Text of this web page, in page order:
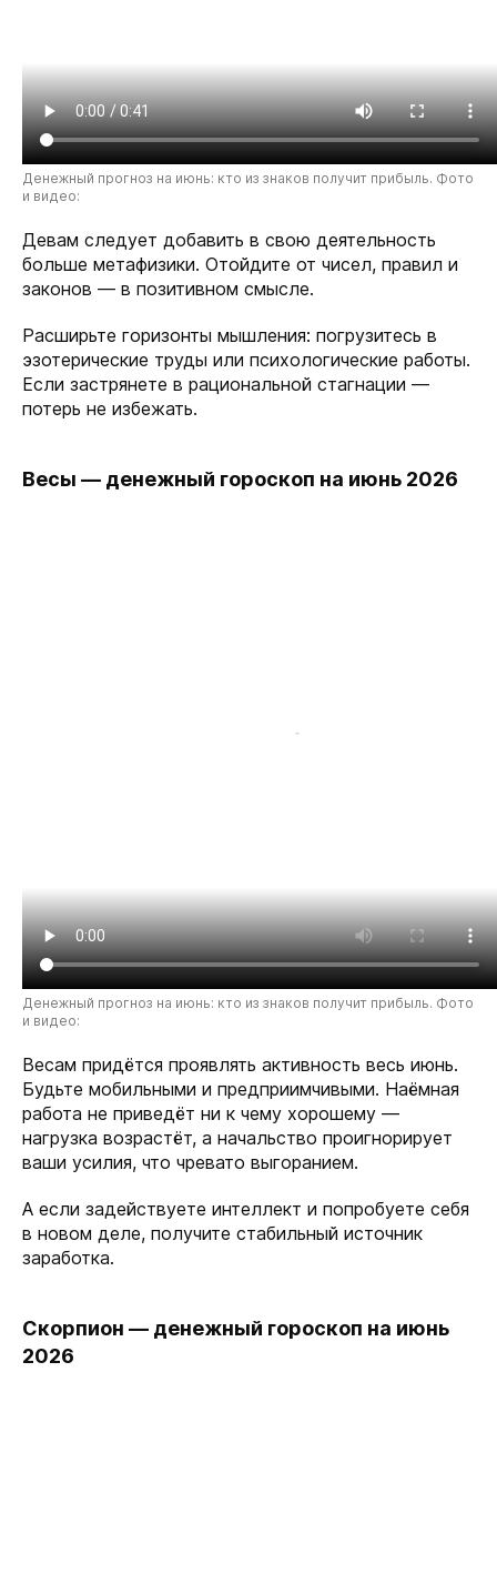
Денежный прогноз на июнь: кто из знаков получит прибыль. Фото
и видео:
Девам следует добавить в свою деятельность
больше метафизики. Отойдите от чисел, правил и
законов — в позитивном смысле.
Расширьте горизонты мышления: погрузитесь в
эзотерические труды или психологические работы.
Если застрянете в рациональной стагнации —
потерь не избежать.
Весы — денежный гороскоп на июнь 2026
Денежный прогноз на июнь: кто из знаков получит прибыль. Фото
и видео:
Весам придётся проявлять активность весь июнь.
Будьте мобильными и предприимчивыми. Наёмная
работа не приведёт ни к чему хорошему —
нагрузка возрастёт, а начальство проигнорирует
ваши усилия, что чревато выгоранием.
А если задействуете интеллект и попробуете себя
в новом деле, получите стабильный источник
заработка.
Скорпион — денежный гороскоп на июнь
2026